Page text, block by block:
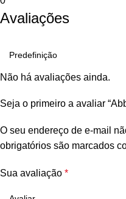
Avaliações
Não há avaliações ainda.
Seja o primeiro a avaliar
O seu endereço de e-mail
obrigatórios são marcados
Sua avaliação *